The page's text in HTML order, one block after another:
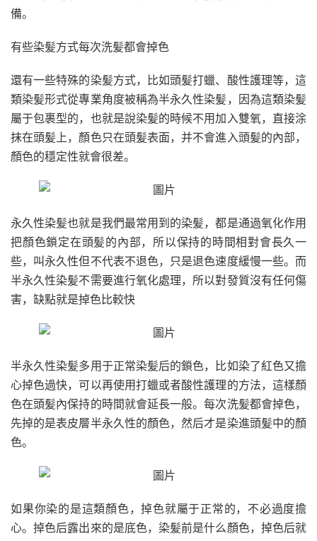
備。
有些染髪方式每次洗髪都會掉色
還有一些特殊的染髪方式，比如頭髪打蠟、酸性護理等，這
類染髪形式從專業角度被稱為半永久性染髪，因為這類染髪
屬于包裹型的，也就是說染髪的時候不用加入雙氧，直接涂
抹在頭髪上，顏色只在頭髪表面，并不會進入頭髪的內部，
顏色的穩定性就會很差。
永久性染髪也就是我們最常用到的染髪，都是通過氧化作用
把顏色鎖定在頭髪的內部，所以保持的時間相對會長久一
些，叫永久性但不代表不退色，只是退色速度緩慢一些。而
半永久性染髪不需要進行氧化處理，所以對發質沒有任何傷
害，缺點就是掉色比較快
半永久性染髪多用于正常染髪后的鎖色，比如染了紅色又擔
心掉色過快，可以再使用打蠟或者酸性護理的方法，這樣顏
色在頭髪內保持的時間就會延長一般。每次洗髪都會掉色，
先掉的是表皮層半永久性的顏色，然后才是染進頭髪中的顏
色。
如果你染的是這類顏色，掉色就屬于正常的，不必過度擔
心。掉色后露出來的是底色，染髪前是什么顏色，掉色后就